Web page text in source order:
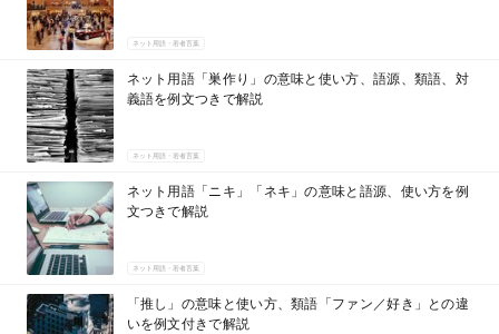
ネット用語・若者言葉
ネット用語「巣作り」の意味と使い方、語源、類語、対
義語を例文つきで解説
ネット用語・若者言葉
ネット用語「ニキ」「ネキ」の意味と語源、使い方を例
文つきで解説
ネット用語・若者言葉
「推し」の意味と使い方、類語「ファン／好き」との違
いを例文付きで解説